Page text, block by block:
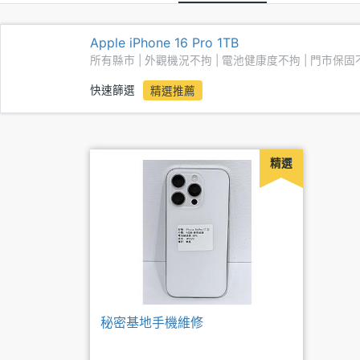
Apple iPhone 16 Pro 1TB
所有縣市 | 外觀機況不拘 | 電池健康度不拘 | 門市保固
快速篩選 精選推薦
精選
秘密基地手機維修